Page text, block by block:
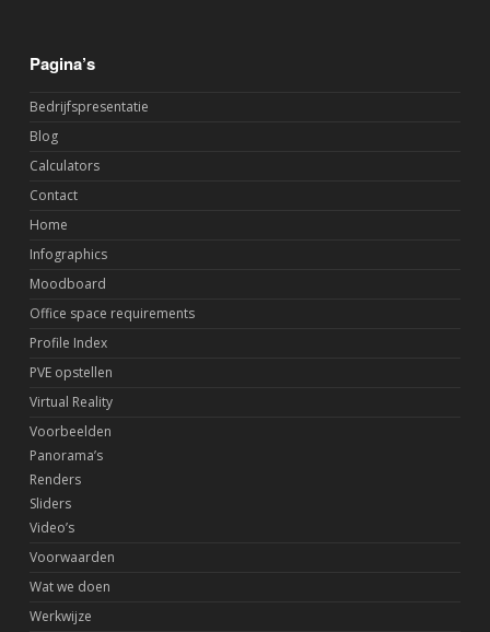
Pagina’s
Bedrijfspresentatie
Blog
Calculators
Contact
Home
Infographics
Moodboard
Office space requirements
Profile Index
PVE opstellen
Virtual Reality
Voorbeelden
Panorama’s
Renders
Sliders
Video’s
Voorwaarden
Wat we doen
Werkwijze